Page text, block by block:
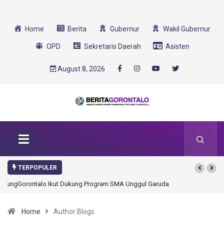
Home Berita Gubernur Wakil Gubernur
OPD Sekretaris Daerah Asisten
August 8, 2026
TERPOPULER
Gorontalo Ikut Dukung Program SMA Unggul Garuda Transformasi 2025
Home Author Blogs